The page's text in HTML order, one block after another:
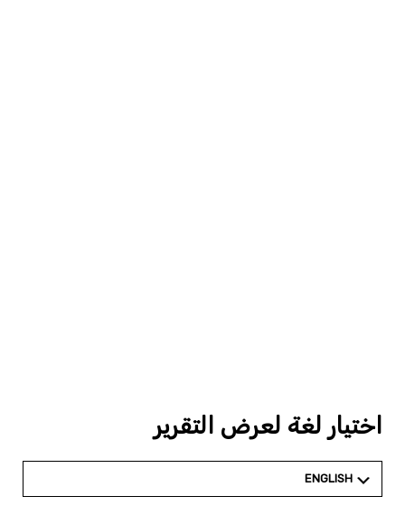
اختيار لغة لعرض التقرير
ENGLISH